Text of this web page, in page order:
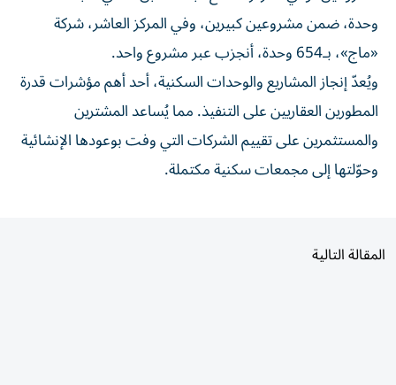
وحدة، ضمن مشروعين كبيرين، وفي المركز العاشر، شركة
«ماج»، بـ654 وحدة، أنجزب عبر مشروع واحد.
ويُعدّ إنجاز المشاريع والوحدات السكنية، أحد أهم مؤشرات قدرة
المطورين العقاريين على التنفيذ. مما يُساعد المشترين
والمستثمرين على تقييم الشركات التي وفت بوعودها الإنشائية
وحوّلتها إلى مجمعات سكنية مكتملة.
المقالة التالية